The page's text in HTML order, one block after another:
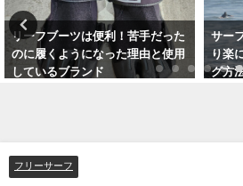
リーフブーツは便利！苦手だった
のに履くようになった理由と使用
しているブランド
サー
り楽
グ方
フリーサーフ